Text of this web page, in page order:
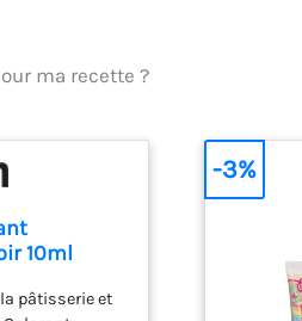
ma recette ?
10ml
pâtisserie et
-3%